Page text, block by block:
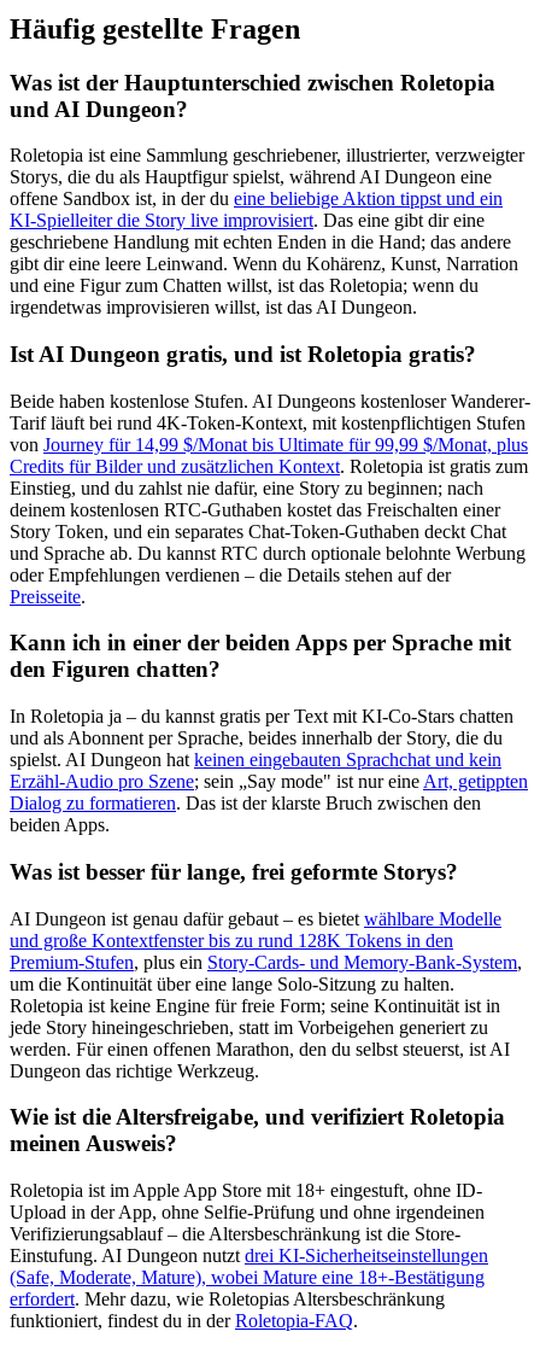
Häufig gestellte Fragen
Was ist der Hauptunterschied zwischen Roletopia
und AI Dungeon?
Roletopia ist eine Sammlung geschriebener, illustrierter, verzweigter
Storys, die du als Hauptfigur spielst, während AI Dungeon eine
offene Sandbox ist, in der du eine beliebige Aktion tippst und ein
KI-Spielleiter die Story live improvisiert. Das eine gibt dir eine
geschriebene Handlung mit echten Enden in die Hand; das andere
gibt dir eine leere Leinwand. Wenn du Kohärenz, Kunst, Narration
und eine Figur zum Chatten willst, ist das Roletopia; wenn du
irgendetwas improvisieren willst, ist das AI Dungeon.
Ist AI Dungeon gratis, und ist Roletopia gratis?
Beide haben kostenlose Stufen. AI Dungeons kostenloser Wanderer-
Tarif läuft bei rund 4K-Token-Kontext, mit kostenpflichtigen Stufen
von Journey für 14,99 $/Monat bis Ultimate für 99,99 $/Monat, plus
Credits für Bilder und zusätzlichen Kontext. Roletopia ist gratis zum
Einstieg, und du zahlst nie dafür, eine Story zu beginnen; nach
deinem kostenlosen RTC-Guthaben kostet das Freischalten einer
Story Token, und ein separates Chat-Token-Guthaben deckt Chat
und Sprache ab. Du kannst RTC durch optionale belohnte Werbung
oder Empfehlungen verdienen – die Details stehen auf der
Preisseite.
Kann ich in einer der beiden Apps per Sprache mit
den Figuren chatten?
In Roletopia ja – du kannst gratis per Text mit KI-Co-Stars chatten
und als Abonnent per Sprache, beides innerhalb der Story, die du
spielst. AI Dungeon hat keinen eingebauten Sprachchat und kein
Erzähl-Audio pro Szene; sein „Say mode" ist nur eine Art, getippten
Dialog zu formatieren. Das ist der klarste Bruch zwischen den
beiden Apps.
Was ist besser für lange, frei geformte Storys?
AI Dungeon ist genau dafür gebaut – es bietet wählbare Modelle
und große Kontextfenster bis zu rund 128K Tokens in den
Premium-Stufen, plus ein Story-Cards- und Memory-Bank-System,
um die Kontinuität über eine lange Solo-Sitzung zu halten.
Roletopia ist keine Engine für freie Form; seine Kontinuität ist in
jede Story hineingeschrieben, statt im Vorbeigehen generiert zu
werden. Für einen offenen Marathon, den du selbst steuerst, ist AI
Dungeon das richtige Werkzeug.
Wie ist die Altersfreigabe, und verifiziert Roletopia
meinen Ausweis?
Roletopia ist im Apple App Store mit 18+ eingestuft, ohne ID-
Upload in der App, ohne Selfie-Prüfung und ohne irgendeinen
Verifizierungsablauf – die Altersbeschränkung ist die Store-
Einstufung. AI Dungeon nutzt drei KI-Sicherheitseinstellungen
(Safe, Moderate, Mature), wobei Mature eine 18+-Bestätigung
erfordert. Mehr dazu, wie Roletopias Altersbeschränkung
funktioniert, findest du in derRoletopia-FAQ.